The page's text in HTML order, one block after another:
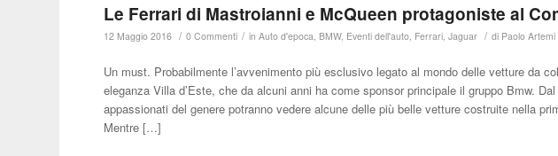
Le Ferrari di Mastroianni e McQueen protagoniste al
12 Maggio 2016 / 0 Commenti / inAuto d'epoca BMW, Eventi dell'auto Ferrari ,Jaguar / di Paolo Artemi
Un must. Probabilmente l’avvenimento più esclusivo legato al mondo delle vetture da
eleganza Villa d’Este, che da alcuni anni ha come sponsor principale il gruppo Bmw.
appassionati del genere potranno vedere alcune delle più belle vetture costruite nella
Mentre […]